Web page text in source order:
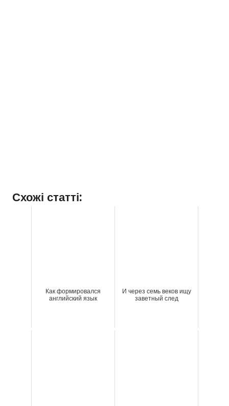
Схожі статті:
Как формировался
английский язык
И через семь веков ищу
заветный след